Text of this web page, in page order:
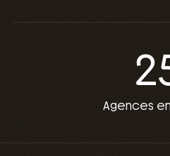
Agences